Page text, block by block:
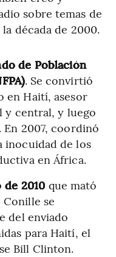
sobre temas de
década de 2000.
de Población
. Se convirtió
en Haití, asesor
y central, y luego
2007, coordinó
inocuidad de los
en África.
2010 que mató
Conille se
del enviado
para Haití, el
Bill Clinton.